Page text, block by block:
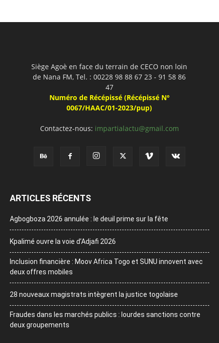
Siège Agoè en face du terrain de CECO non loin
de Nana FM, Tel. : 00228 98 88 67 23 - 91 58 86
47
Numéro de Récépissé (Récépissé N°
0067/HAAC/01-2023/pup)
Contactez-nous: impartialactu@gmail.com
ARTICLES RÉCENTS
Agbogboza 2026 annulée : le deuil prime sur la fête
Kpalimé ouvre la voie d’Adjafi 2026
Inclusion financière : Moov Africa Togo et SUNU innovent avec
deux offres mobiles
28 nouveaux magistrats intègrent la justice togolaise
Fraudes dans les marchés publics : lourdes sanctions contre
deux groupements